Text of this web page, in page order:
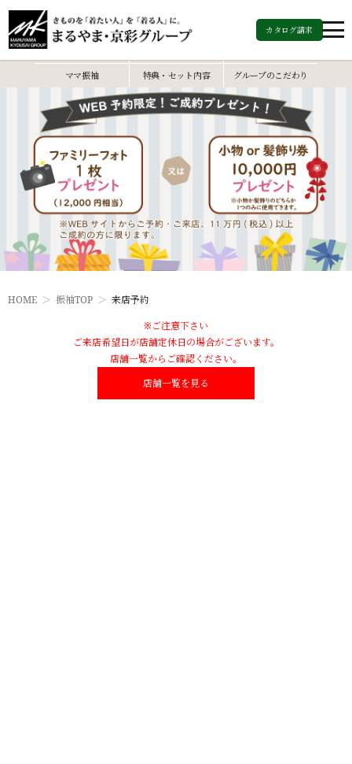
カタログ請求
ママ振袖 特典・セット内容 グループのこだわり
HOME 振袖TOP
来店予約
※ご注意下さい
ご来店希望日が店舗定休日の場合がございます。
店舗一覧からご確認ください。
店舗一覧を見る